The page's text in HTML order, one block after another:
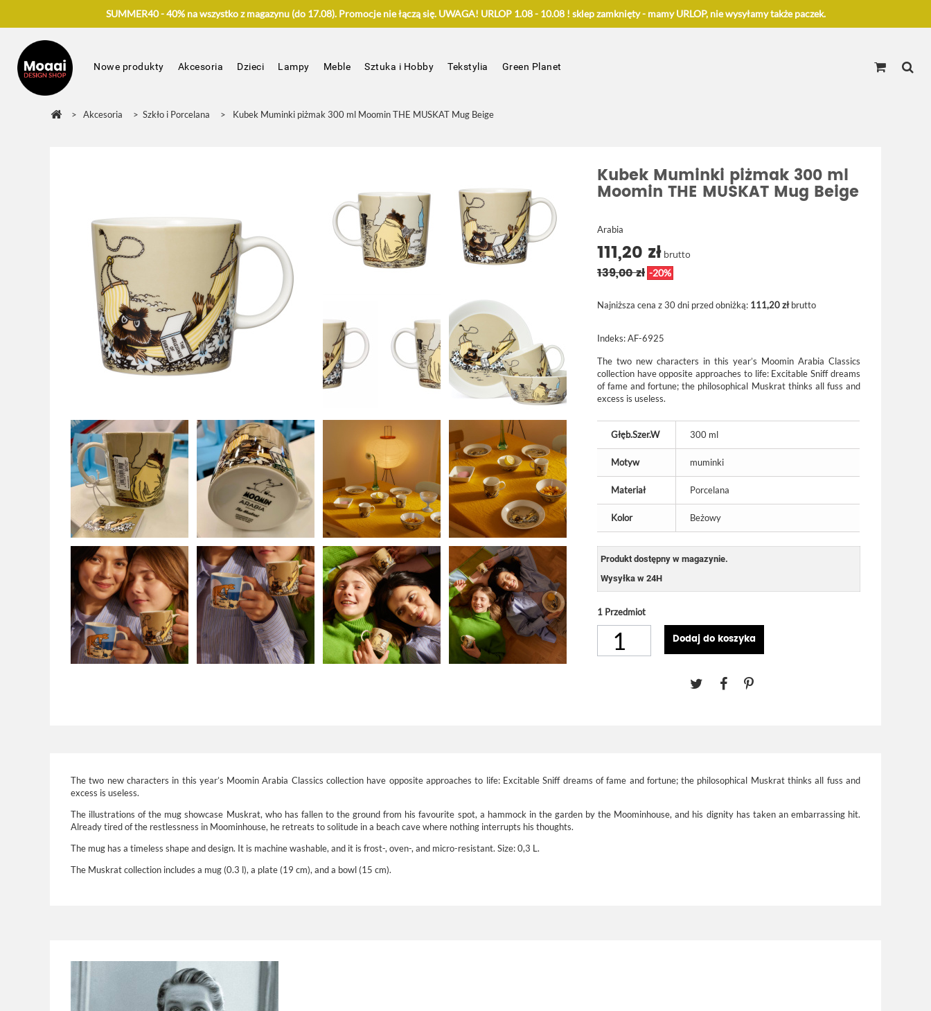
SUMMER40 - 40% na wszystko z magazynu (do 17.08). Promocje nie łączą się. UWAGA! URLOP 1.08 - 10.08 ! sklep zamknięty - mamy URLOP, nie wysyłamy także paczek.
Nowe produkty Akcesoria Dzieci Lampy Meble Sztuka i Hobby Tekstylia Green Planet
> Akcesoria > Szkło i Porcelana > Kubek Muminki piżmak 300 ml Moomin THE MUSKAT Mug Beige
Kubek Muminki piżmak 300 ml
Moomin THE MUSKAT Mug Beige
Arabia
111,20 zł brutto
139,00 zł -20%
Najniższa cena z 30 dni przed obniżką: 111,20 złbrutto
Indeks:AF-6925
The two new characters in this year’s Moomin Arabia Classics
collection have opposite approaches to life: Excitable Sniff dreams
of fame and fortune; the philosophical Muskrat thinks all fuss and
excess is useless.
Głęb.Szer.W 300 ml
Motyw muminki
Materiał Porcelana
Kolor Beżowy
Produkt dostępny w magazynie.
Wysyłka w 24H
1 Przedmiot
Dodaj do koszyka
The two new characters in this year’s Moomin Arabia Classics collection have opposite approaches to life: Excitable Sniff dreams of fame and fortune; the philosophical Muskrat thinks all fuss and
excess is useless.
The illustrations of the mug showcase Muskrat, who has fallen to the ground from his favourite spot, a hammock in the garden by the Moominhouse, and his dignity has taken an embarrassing hit.
Already tired of the restlessness in Moominhouse, he retreats to solitude in a beach cave where nothing interrupts his thoughts.
The mug has a timeless shape and design. It is machine washable, and it is frost-, oven-, and micro-resistant. Size: 0,3 L.
The Muskrat collection includes a mug (0.3 l), a plate (19 cm), and a bowl (15 cm).